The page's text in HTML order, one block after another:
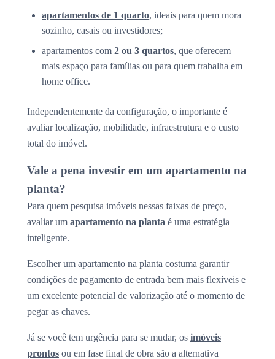
apartamentos de 1 quarto, ideais para quem mora
sozinho, casais ou investidores;
apartamentos com 2 ou 3 quartos, que oferecem
mais espaço para famílias ou para quem trabalha em
home office.
Independentemente da configuração, o importante é
avaliar localização, mobilidade, infraestrutura e o custo
total do imóvel.
Vale a pena investir em um apartamento na
planta?
Para quem pesquisa imóveis nessas faixas de preço,
avaliar um apartamento na planta é uma estratégia
inteligente.
Escolher um apartamento na planta costuma garantir
condições de pagamento de entrada bem mais flexíveis e
um excelente potencial de valorização até o momento de
pegar as chaves.
Já se você tem urgência para se mudar, os imóveis
prontos ou em fase final de obra são a alternativa